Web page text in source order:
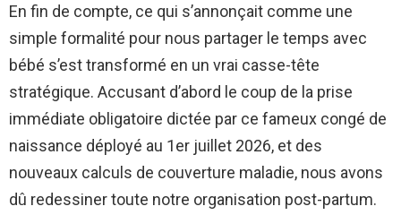
En fin de compte, ce qui s’annonçait comme une
simple formalité pour nous partager le temps avec
bébé s’est transformé en un vrai casse-tête
stratégique. Accusant d’abord le coup de la prise
immédiate obligatoire dictée par ce fameux congé de
naissance déployé au 1er juillet 2026, et des
nouveaux calculs de couverture maladie, nous avons
dû redessiner toute notre organisation post-partum.